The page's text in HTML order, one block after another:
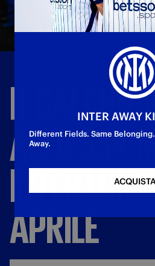
IL
ALLA33ª:
INTER
APRILE
INTER AWAY
Different Fields. Same
Away.